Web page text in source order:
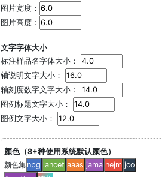
图片宽度：
图片高度：
文字字体大小
标注样品名字体大小：
轴说明文字大小：
轴刻度数字文字大小：
图例标题文字大小：
图例文字大小：
颜色（8+种使用系统默认颜色）
颜色集 npg lancet aaas jama nejm jco